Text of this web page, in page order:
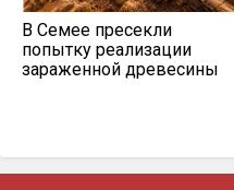
В Семее пресекли
попытку реализации
зараженной древесины